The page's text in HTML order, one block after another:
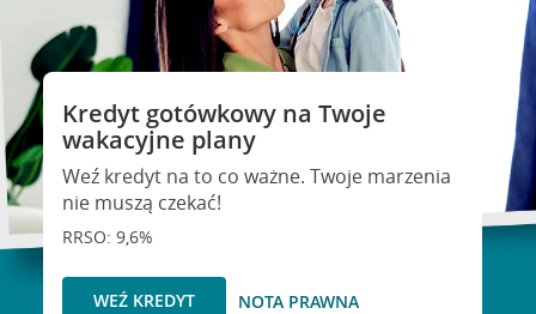
Kredyt gotówkowy na Twoje
wakacyjne plany
Weź kredyt na to co ważne. Twoje marzenia
nie muszą czekać!
RRSO: 9,6%
WEŹ KREDYT NOTA PRAWNA